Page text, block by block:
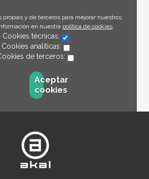
propias y de terceros para mejorar nuestros
en nuestra política de cookies.
Cookies técnicas:
Cookies analíticas:
de terceros:
Aceptar
cookies